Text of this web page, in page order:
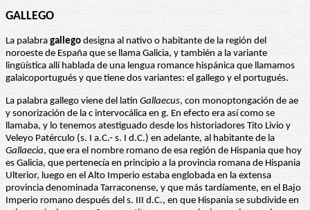
GALLEGO
La palabra gallego designa al nativo o habitante de la región del
noroeste de España que se llama Galicia, y también a la variante
lingüística allí hablada de una lengua romance hispánica que llamamos
galaicoportugués y que tiene dos variantes: el gallego y el portugués.
La palabra gallego viene del latín Gallaecus, con monoptongación de ae
y sonorización de la c intervocálica en g. En efecto era así como se
llamaba, y lo tenemos atestiguado desde los historiadores Tito Livio y
Veleyo Patérculo (s. I a.C.- s. I d.C.) en adelante, al habitante de la
Gallaecia, que era el nombre romano de esa región de Hispania que hoy
es Galicia, que pertenecía en principio a la provincia romana de Hispania
Ulterior, luego en el Alto Imperio estaba englobada en la extensa
provincia denominada Tarraconense, y que más tardíamente, en el Bajo
Imperio romano después del s. III d.C., en que Hispania se subdivide en